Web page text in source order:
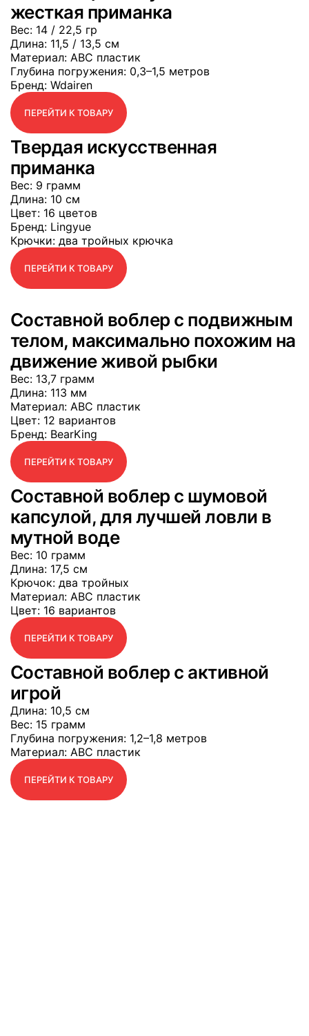
жесткая приманка
Вес: 14 / 22,5 гр
Длина: 11,5 / 13,5 см
Материал: АВС пластик
Глубина погружения: 0,3–1,5 метров
Бренд: Wdairen
ПЕРЕЙТИ К ТОВАРУ
Твердая искусственная
приманка
Вес: 9 грамм
Длина: 10 см
Цвет: 16 цветов
Бренд: Lingyue
Крючки: два тройных крючка
ПЕРЕЙТИ К ТОВАРУ
Составной воблер с подвижным
телом, максимально похожим на
движение живой рыбки
Вес: 13,7 грамм
Длина: 113 мм
Материал: АВС пластик
Цвет: 12 вариантов
Бренд: BearKing
ПЕРЕЙТИ К ТОВАРУ
Составной воблер с шумовой
капсулой, для лучшей ловли в
мутной воде
Вес: 10 грамм
Длина: 17,5 см
Крючок: два тройных
Материал: АВС пластик
Цвет: 16 вариантов
ПЕРЕЙТИ К ТОВАРУ
Составной воблер с активной
игрой
Длина: 10,5 см
Вес: 15 грамм
Глубина погружения: 1,2–1,8 метров
Материал: АВС пластик
ПЕРЕЙТИ К ТОВАРУ